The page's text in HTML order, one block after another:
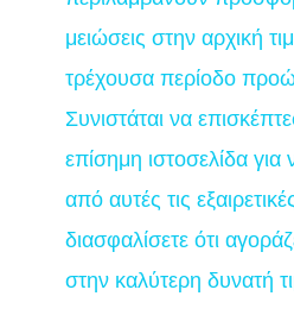
μειώσεις στην αρχική
τρέχουσα περίοδο
Συνιστάται να
επίσημη ιστοσελίδα
από αυτές τις
διασφαλίσετε ότι
στην καλύτερη δυνατή